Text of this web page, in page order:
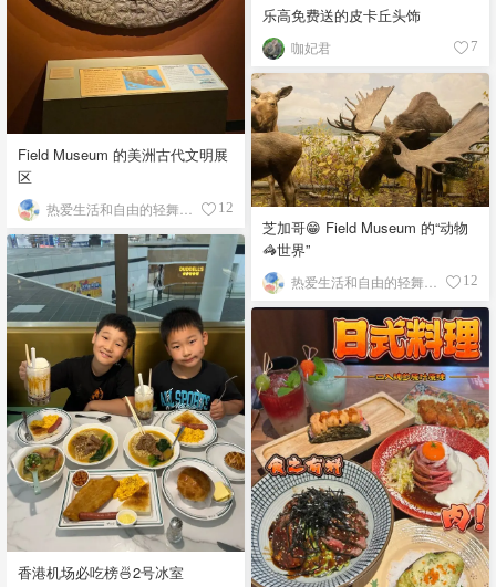
乐高免费送的皮卡丘头饰
咖妃君 7
Field Museum 的美洲古代文明展
区
12
芝加哥😁 Field Museum 的“动物
🦓世界”
12
香港机场必吃榜🍜2号冰室